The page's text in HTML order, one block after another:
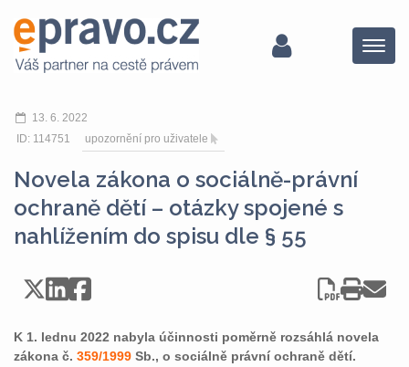
Menu
13. 6. 2022
ID: 114751
upozornění pro uživatele
Novela zákona o sociálně-právní
ochraně dětí – otázky spojené s
nahlížením do spisu dle § 55
K 1. lednu 2022 nabyla účinnosti poměrně rozsáhlá novela
zákona č. 359/1999 Sb., o sociálně právní ochraně dětí.